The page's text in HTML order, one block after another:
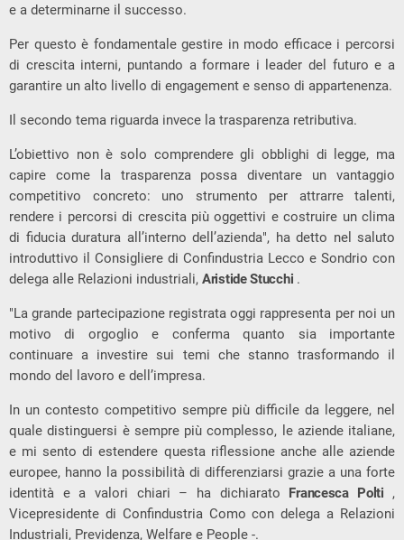
e a determinarne il successo.
Per questo è fondamentale gestire in modo efficace i percorsi
di crescita interni, puntando a formare i leader del futuro e a
garantire un alto livello di engagement e senso di appartenenza.
Il secondo tema riguarda invece la trasparenza retributiva.
L’obiettivo non è solo comprendere gli obblighi di legge, ma
capire come la trasparenza possa diventare un vantaggio
competitivo concreto: uno strumento per attrarre talenti,
rendere i percorsi di crescita più oggettivi e costruire un clima
di fiducia duratura all’interno dell’azienda", ha detto nel saluto
introduttivo il Consigliere di Confindustria Lecco e Sondrio con
delega alle Relazioni industriali, Aristide Stucchi .
"La grande partecipazione registrata oggi rappresenta per noi un
motivo di orgoglio e conferma quanto sia importante
continuare a investire sui temi che stanno trasformando il
mondo del lavoro e dell’impresa.
In un contesto competitivo sempre più difficile da leggere, nel
quale distinguersi è sempre più complesso, le aziende italiane,
e mi sento di estendere questa riflessione anche alle aziende
europee, hanno la possibilità di differenziarsi grazie a una forte
identità e a valori chiari – ha dichiarato Francesca Polti ,
Vicepresidente di Confindustria Como con delega a Relazioni
Industriali, Previdenza, Welfare e People -.